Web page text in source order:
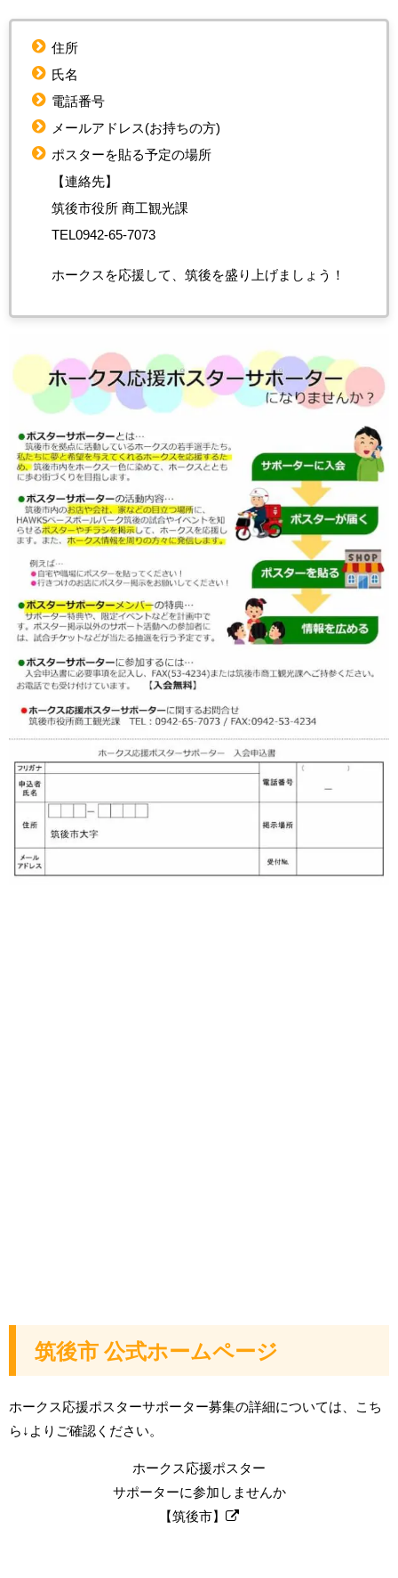
住所
氏名
電話番号
メールアドレス(お持ちの方)
ポスターを貼る予定の場所
【連絡先】
筑後市役所 商工観光課
TEL0942-65-7073
ホークスを応援して、筑後を盛り上げましょう！
筑後市 公式ホームページ
ホークス応援ポスターサポーター募集の詳細については、こち
ら↓よりご確認ください。
ホークス応援ポスター
サポーターに参加しませんか
【筑後市】